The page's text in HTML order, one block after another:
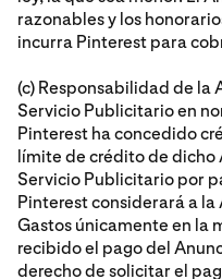
razonables y los
incurra Pinterest para
(c) Responsabilidad de la
Servicio Publicitario en
Pinterest ha concedido
límite de crédito de dicho
Servicio Publicitario por
Pinterest considerará a
Gastos únicamente en la
recibido el pago del
derecho de solicitar el